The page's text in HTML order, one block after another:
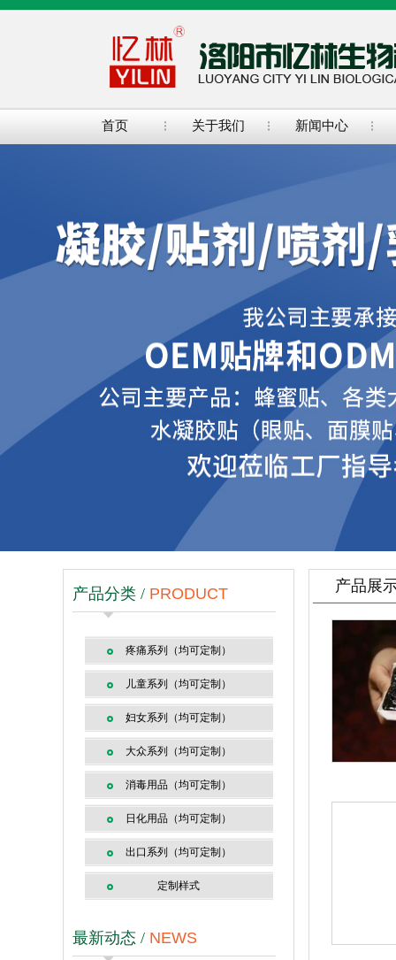
首页 关于我们 新闻中心
产品分类 / PRODUCT
疼痛系列（均可定制）
儿童系列（均可定制）
妇女系列（均可定制）
大众系列（均可定制）
消毒用品（均可定制）
日化用品（均可定制）
出口系列（均可定制）
定制样式
最新动态 / NEWS
产品展